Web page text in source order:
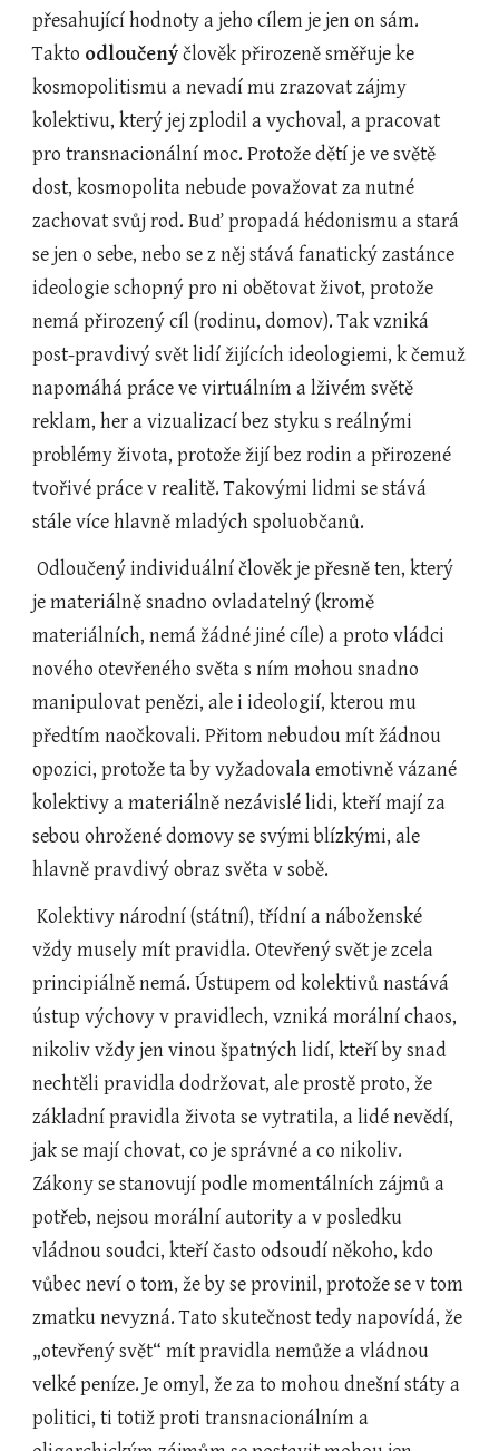
přesahující hodnoty a jeho cílem je jen on sám.
Takto odloučený člověk přirozeně směřuje ke
kosmopolitismu a nevadí mu zrazovat zájmy
kolektivu, který jej zplodil a vychoval, a pracovat
pro transnacionální moc. Protože dětí je ve světě
dost, kosmopolita nebude považovat za nutné
zachovat svůj rod. Buď propadá hédonismu a stará
se jen o sebe, nebo se z něj stává fanatický zastánce
ideologie schopný pro ni obětovat život, protože
nemá přirozený cíl (rodinu, domov). Tak vzniká
post-pravdivý svět lidí žijících ideologiemi, k čemuž
napomáhá práce ve virtuálním a lživém světě
reklam, her a vizualizací bez styku s reálnými
problémy života, protože žijí bez rodin a přirozené
tvořivé práce v realitě. Takovými lidmi se stává
stále více hlavně mladých spoluobčanů.
Odloučený individuální člověk je přesně ten, který
je materiálně snadno ovladatelný (kromě
materiálních, nemá žádné jiné cíle) a proto vládci
nového otevřeného světa s ním mohou snadno
manipulovat penězi, ale i ideologií, kterou mu
předtím naočkovali. Přitom nebudou mít žádnou
opozici, protože ta by vyžadovala emotivně vázané
kolektivy a materiálně nezávislé lidi, kteří mají za
sebou ohrožené domovy se svými blízkými, ale
hlavně pravdivý obraz světa v sobě.
Kolektivy národní (státní), třídní a náboženské
vždy musely mít pravidla. Otevřený svět je zcela
principiálně nemá. Ústupem od kolektivů nastává
ústup výchovy v pravidlech, vzniká morální chaos,
nikoliv vždy jen vinou špatných lidí, kteří by snad
nechtěli pravidla dodržovat, ale prostě proto, že
základní pravidla života se vytratila, a lidé nevědí,
jak se mají chovat, co je správné a co nikoliv.
Zákony se stanovují podle momentálních zájmů a
potřeb, nejsou morální autority a v posledku
vládnou soudci, kteří často odsoudí někoho, kdo
vůbec neví o tom, že by se provinil, protože se v tom
zmatku nevyzná. Tato skutečnost tedy napovídá, že
„otevřený svět“ mít pravidla nemůže a vládnou
velké peníze. Je omyl, že za to mohou dnešní státy a
politici, ti totiž proti transnacionálním a